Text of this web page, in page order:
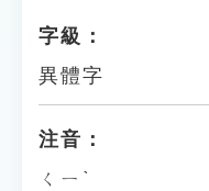
字級：
異體字
注音：
ㄑㄧˋ